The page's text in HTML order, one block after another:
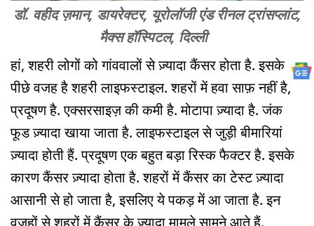
डॉ. वहीद ज़मान, डायरेक्टर, यूरोलॉजी एंड रीनल ट्रांसप्लांट,
मैक्स हॉस्पिटल, दिल्ली
हां, शहरी लोगों को गांववालों से ज़्यादा कैंसर होता है. इसके
पीछे वजह है शहरी लाइफस्टाइल. शहरों में हवा साफ़ नहीं है,
प्रदूषण है. एक्सरसाइज़ की कमी है. मोटापा ज़्यादा है. जंक
फूड ज़्यादा खाया जाता है. लाइफस्टाइल से जुड़ी बीमारियां
ज़्यादा होती हैं. प्रदूषण एक बहुत बड़ा रिस्क फैक्टर है. इसके
कारण कैंसर ज़्यादा होता है. शहरों में कैंसर का टेस्ट ज़्यादा
आसानी से हो जाता है, इसलिए ये पकड़ में आ जाता है. इन